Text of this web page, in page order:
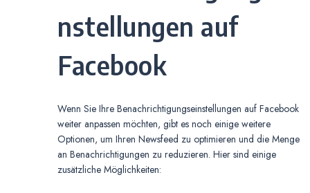
nstellungen auf
Facebook
Wenn Sie Ihre Benachrichtigungseinstellungen auf Facebook
weiter anpassen möchten, gibt es noch einige weitere
Optionen, um Ihren Newsfeed zu optimieren und die Menge
an Benachrichtigungen zu reduzieren. Hier sind einige
zusätzliche Möglichkeiten: